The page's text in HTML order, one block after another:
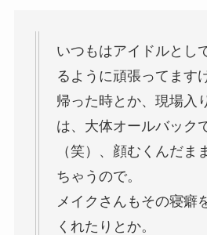
いつもはアイドルとし
るように頑張ってます
帰った時とか、現場入
は、 大体オールバック
（笑）、 顔むくんだま
ちゃうので。
メイクさんもその寝癖
くれたりとか。